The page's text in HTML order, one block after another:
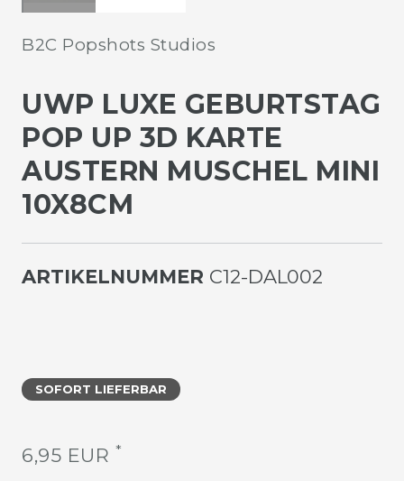
B2C Popshots Studios
UWP LUXE GEBURTSTAG
POP UP 3D KARTE
AUSTERN MUSCHEL MINI
10X8CM
ARTIKELNUMMER C12-DAL002
SOFORT LIEFERBAR
6,95 EUR *